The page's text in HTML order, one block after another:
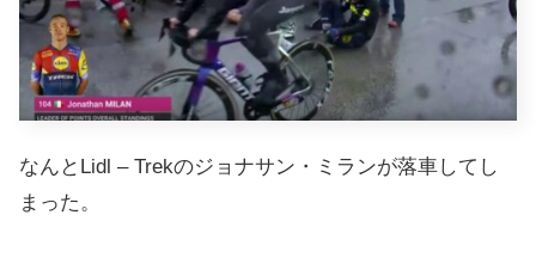
なんとLidl – Trekのジョナサン・ミランが落車してし
まった。